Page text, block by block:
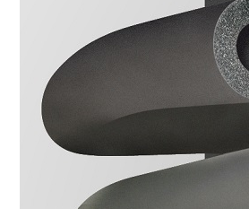
KEO ACRYLIC SEALANT
Sản phẩm Kiến trúc
NGÓI BITUM PHỦ ĐÁ IKO
MARATHON (VIÊN GẠCH)
ARMOURSHIELD (TỔ ONG)